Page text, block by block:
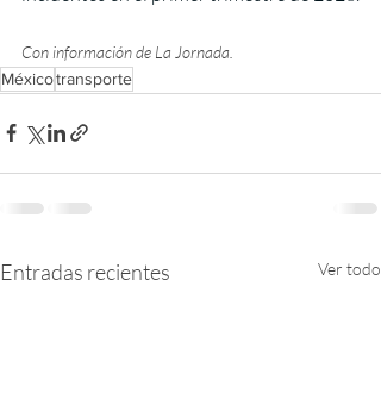
Con información de La Jornada.
Méxicotransporte
Entradas recientes Ver todo